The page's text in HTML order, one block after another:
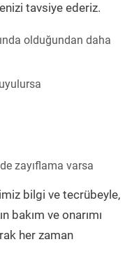
tavsiye ederiz.
olduğundan daha
zayıflama varsa
bilgi ve tecrübeyle,
bakım ve onarımı
her zaman